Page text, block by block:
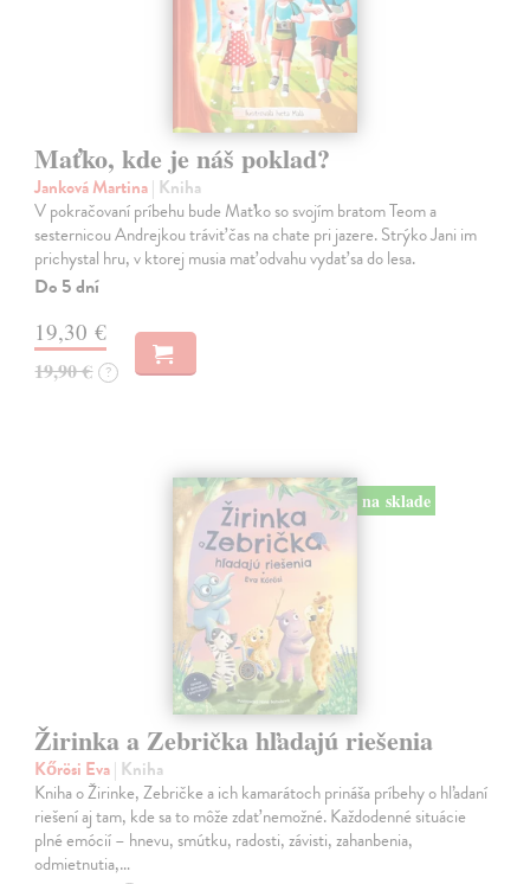
Maťko, kde je náš poklad?
Janková Martina| Kniha
V pokračovaní príbehu bude Maťko so svojím bratom Teom a
sesternicou Andrejkou tráviť čas na chate pri jazere. Strýko Jani im
prichystal hru, v ktorej musia mať odvahu vydať sa do lesa.
Do 5 dní
19,30 €
19,90 € ?
na sklade
Žirinka a Zebrička hľadajú riešenia
Kőrösi Eva| Kniha
Kniha o Žirinke, Zebričke a ich kamarátoch prináša príbehy o hľadaní
riešení aj tam, kde sa to môže zdať nemožné. Každodenné situácie
plné emócií – hnevu, smútku, radosti, závisti, zahanbenia,
odmietnutia,…